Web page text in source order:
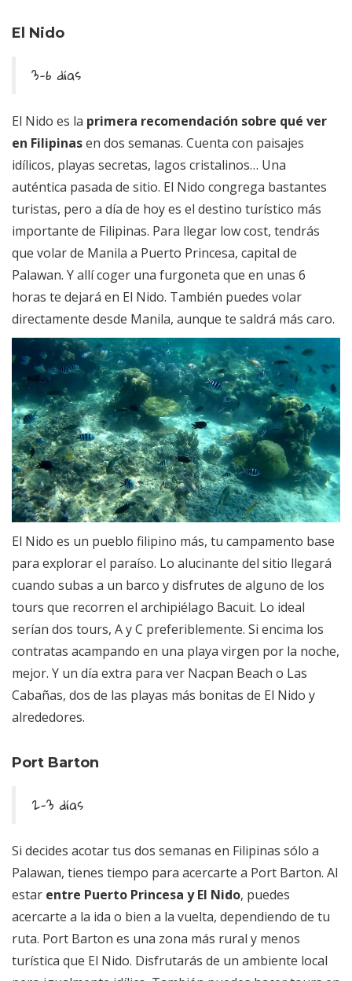
El Nido
3-6 días
El Nido es la primera recomendación sobre qué ver
en Filipinasen dos semanas. Cuenta con paisajes
idílicos, playas secretas, lagos cristalinos… Una
auténtica pasada de sitio. El Nido congrega bastantes
turistas, pero a día de hoy es el destino turístico más
importante de Filipinas. Para llegar low cost, tendrás
que volar de Manila a Puerto Princesa, capital de
Palawan. Y allí coger una furgoneta que en unas 6
horas te dejará en El Nido. También puedes volar
directamente desde Manila, aunque te saldrá más caro.
El Nido es un pueblo filipino más, tu campamento base
para explorar el paraíso. Lo alucinante del sitio llegará
cuando subas a un barco y disfrutes de alguno de los
tours que recorren el archipiélago Bacuit. Lo ideal
serían dos tours, A y C preferiblemente. Si encima los
contratas acampando en una playa virgen por la noche,
mejor. Y un día extra para ver Nacpan Beach o Las
Cabañas, dos de las playas más bonitas de El Nido y
alrededores.
Port Barton
2-3 días
Si decides acotar tus dos semanas en Filipinas sólo a
Palawan, tienes tiempo para acercarte a Port Barton. Al
estar entre Puerto Princesa y El Nido, puedes
acercarte a la ida o bien a la vuelta, dependiendo de tu
ruta. Port Barton es una zona más rural y menos
turística que El Nido. Disfrutarás de un ambiente local